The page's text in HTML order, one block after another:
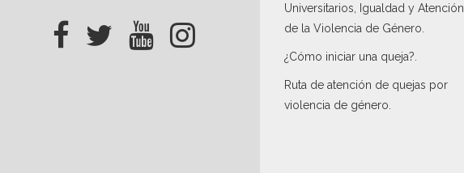
Universitarios, Igualdad y Atención
de la Violencia de Género
¿Cómo iniciar una queja?
Ruta de atención de quejas por
violencia de género